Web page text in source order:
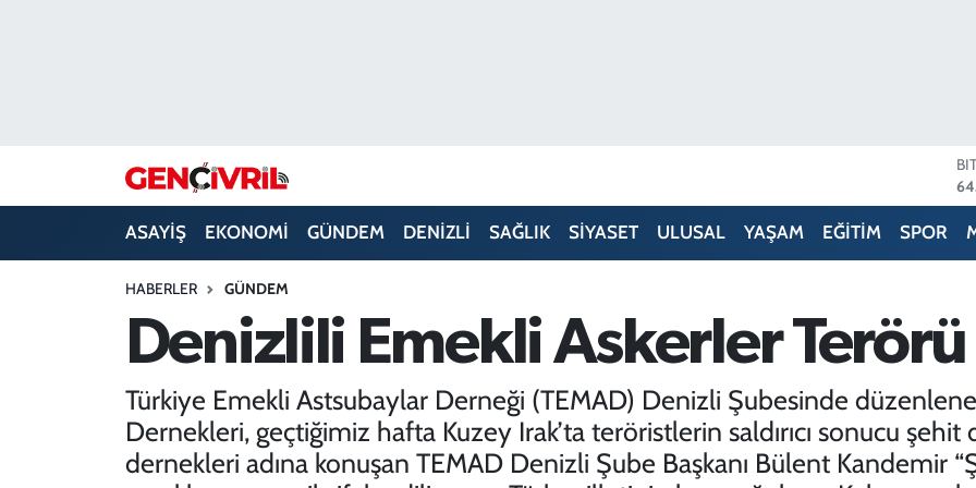
ASAYİŞ EKONOMİ GÜNDEM DENİZLİ SAĞLIK SİYASET ULUSAL YAŞAM EĞİTİM SPOR
HABERLER GÜNDEM
Denizlili Emekli Askerler
Türkiye Emekli Astsubaylar Derneği (TEMAD) Denizli Şubesinde
Dernekleri, geçtiğimiz hafta Kuzey Irak’ta teröristlerin saldırıcı sonucu şehit
dernekleri adına konuşan TEMAD Denizli Şube Başkanı Bülent Kandemir
ULUSAL
SİYASET
Süper Lig Puan Durumu ve Fikstür
Haber Arşivi